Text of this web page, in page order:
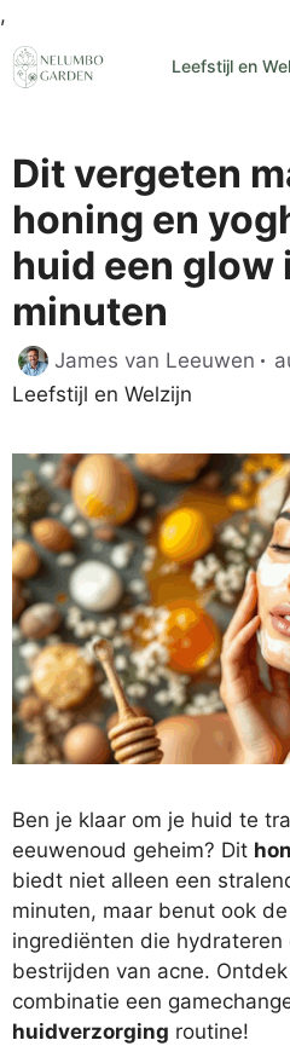
,
naar
de
Leefstijl en
Dit vergeten
honing en
huid een glow
minuten
James van Leeuwen
Leefstijl en Welzijn
Ben je klaar om je huid te
eeuwenoud geheim? Dit
biedt niet alleen een
minuten, maar benut ook
ingrediënten die
bestrijden van acne.
combinatie een
huidverzorging routine!